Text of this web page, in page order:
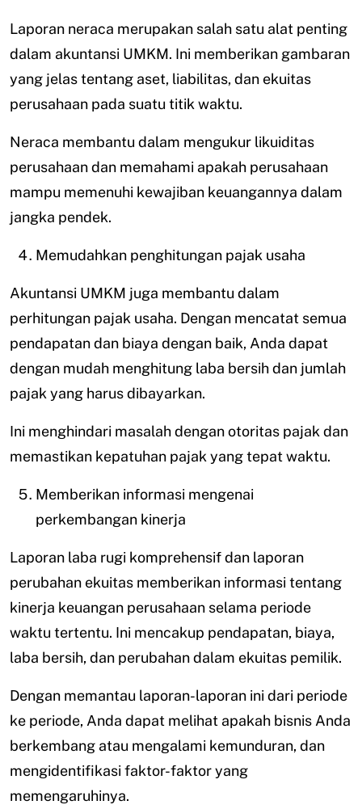
Laporan neraca merupakan salah satu alat penting
dalam akuntansi UMKM. Ini memberikan gambaran
yang jelas tentang aset, liabilitas, dan ekuitas
perusahaan pada suatu titik waktu.
Neraca membantu dalam mengukur likuiditas
perusahaan dan memahami apakah perusahaan
mampu memenuhi kewajiban keuangannya dalam
jangka pendek.
Memudahkan penghitungan pajak usaha
Akuntansi UMKM juga membantu dalam
perhitungan pajak usaha. Dengan mencatat semua
pendapatan dan biaya dengan baik, Anda dapat
dengan mudah menghitung laba bersih dan jumlah
pajak yang harus dibayarkan.
Ini menghindari masalah dengan otoritas pajak dan
memastikan kepatuhan pajak yang tepat waktu.
Memberikan informasi mengenai
perkembangan kinerja
Laporan laba rugi komprehensif dan laporan
perubahan ekuitas memberikan informasi tentang
kinerja keuangan perusahaan selama periode
waktu tertentu. Ini mencakup pendapatan, biaya,
laba bersih, dan perubahan dalam ekuitas pemilik.
Dengan memantau laporan-laporan ini dari periode
ke periode, Anda dapat melihat apakah bisnis Anda
berkembang atau mengalami kemunduran, dan
mengidentifikasi faktor-faktor yang
memengaruhinya.